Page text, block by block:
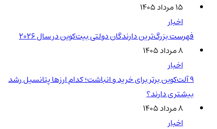
۱۵ مرداد ۱۴۰۵
اخبار
فهرست بزرگ‌ترین دارندگان دولتی بیت‌کوین در سال 2026
۸ مرداد ۱۴۰۵
اخبار
۹ آلت‌کوین برتر برای خرید و انباشت؛ کدام ارزها پتانسیل رشد
بیشتری دارند؟
۸ مرداد ۱۴۰۵
اخبار